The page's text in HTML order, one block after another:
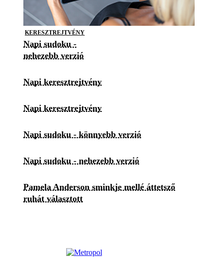
KERESZTREJTVÉNY
Napi sudoku -
nehezebb verzió
Napi keresztrejtvény
Napi keresztrejtvény
Napi sudoku - könnyebb verzió
Napi sudoku - nehezebb verzió
Pamela Anderson sminkje mellé áttetsző
ruhát választott